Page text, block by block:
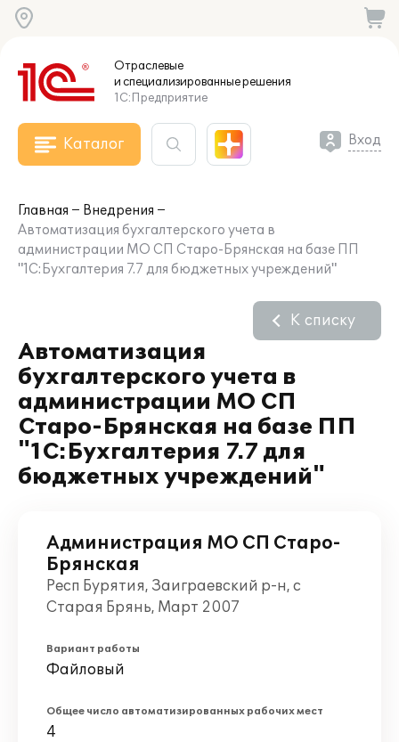
Отраслевые
и специализированныерешения
1С:Предприятие
Каталог Вход
Главная
Внедрения
Автоматизация бухгалтерского учета в
администрации МО СП Старо-Брянская на базе ПП
"1С:Бухгалтерия 7.7 для бюджетных учреждений"
Автоматизация
бухгалтерского учета в
администрации МО СП
Старо-Брянская на базе ПП
"1С:Бухгалтерия 7.7 для
бюджетных учреждений"
К списку
Администрация МО СП Старо-
Брянская
Респ Бурятия, Заиграевский р-н, с
Старая Брянь, Март 2007
Вариант работы
Файловый
Общее число автоматизированных рабочих мест
4